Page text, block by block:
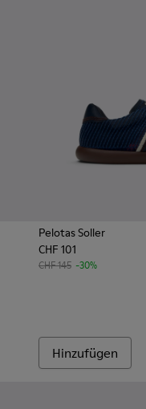
aus Textil und
Sneaker aus Textil
- Mehrfarbiger
Pelotas Soller
CHF 101
CHF 145 -30%
Hinzufügen